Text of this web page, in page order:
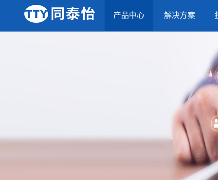
产品中心 解决方案